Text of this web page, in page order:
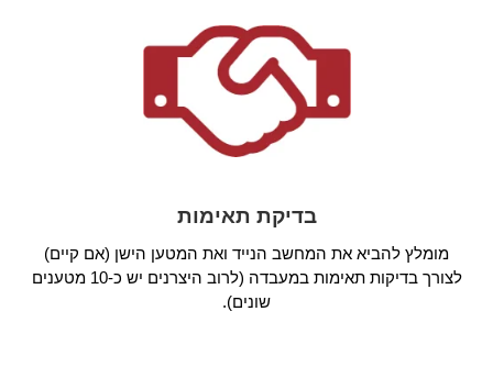
בדיקת תאימות
מומלץ להביא את המחשב הנייד ואת המטען הישן (אם קיים)
לצורך בדיקות תאימות במעבדה (לרוב היצרנים יש כ-10 מטענים
שונים).